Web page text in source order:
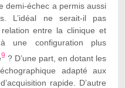
demi-échec a permis aussi
L’idéal ne serait-il pas
entre la clinique et
une configuration plus
9 ? D’une part, en dotant les
adapté aux
rapide. D’autre